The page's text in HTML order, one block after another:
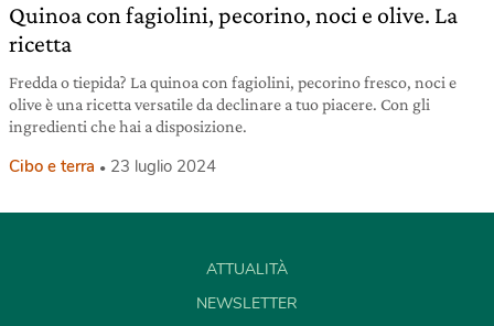
Quinoa con fagiolini, pecorino, noci e olive. La
ricetta
Fredda o tiepida? La quinoa con fagiolini, pecorino fresco, noci e
olive è una ricetta versatile da declinare a tuo piacere. Con gli
ingredienti che hai a disposizione.
Cibo e terra 23 luglio 2024
ATTUALITÀ
NEWSLETTER